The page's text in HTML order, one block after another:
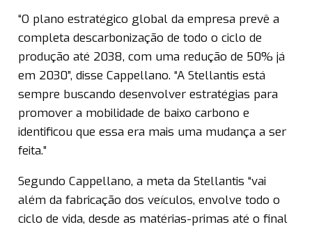
“O plano estratégico global da empresa prevê a
completa descarbonização de todo o ciclo de
produção até 2038, com uma redução de 50% já
em 2030”, disse Cappellano. “A Stellantis está
sempre buscando desenvolver estratégias para
promover a mobilidade de baixo carbono e
identificou que essa era mais uma mudança a ser
feita.”
Segundo Cappellano, a meta da Stellantis “vai
além da fabricação dos veículos, envolve todo o
ciclo de vida, desde as matérias-primas até o final